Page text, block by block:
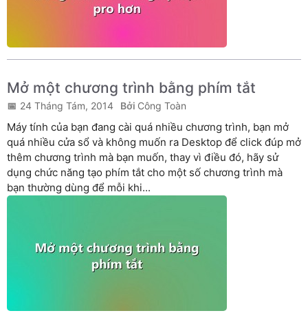
Mở một chương trình bằng phím tắt
24 Tháng Tám, 2014 Công Toàn
Máy tính của bạn đang cài quá nhiều chương trình, bạn mở
quá nhiều cửa sổ và không muốn ra Desktop để click đúp mở
thêm chương trình mà bạn muốn, thay vì điều đó, hãy sử
dụng chức năng tạo phím tắt cho một số chương trình mà
bạn thường dùng để mỗi khi...